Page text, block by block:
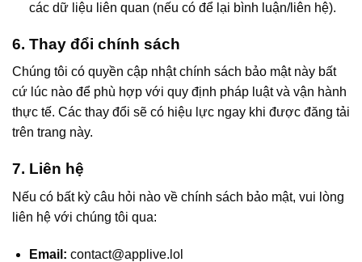
các dữ liệu liên quan (nếu có để lại bình luận/liên hệ).
6. Thay đổi chính sách
Chúng tôi có quyền cập nhật chính sách bảo mật này bất
cứ lúc nào để phù hợp với quy định pháp luật và vận hành
thực tế. Các thay đổi sẽ có hiệu lực ngay khi được đăng tải
trên trang này.
7. Liên hệ
Nếu có bất kỳ câu hỏi nào về chính sách bảo mật, vui lòng
liên hệ với chúng tôi qua:
Email: contact@applive.lol